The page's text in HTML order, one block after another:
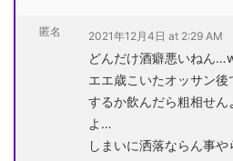
匿名 2021年12月4日 at 2:29 AM
どんだけ酒癖悪いねん
エエ歳こいたオッサン
するか飲んだら粗相せ
よ…
しまいに洒落ならん事や